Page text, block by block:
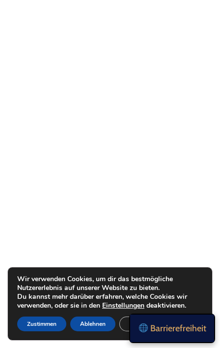
Barrierefreiheit
Wir verwenden Cookies, um dir das bestmögliche
Nutzererlebnis auf unserer Website zu bieten.
Du kannst mehr darüber erfahren, welche Cookies wir
verwenden, oder sie in den Einstellungen deaktivieren.
Zustimmen Ablehnen Einstellungen